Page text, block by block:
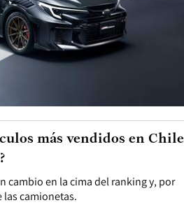
cambio en la cima del ranking y, por
camionetas.
más vendidos en Chile